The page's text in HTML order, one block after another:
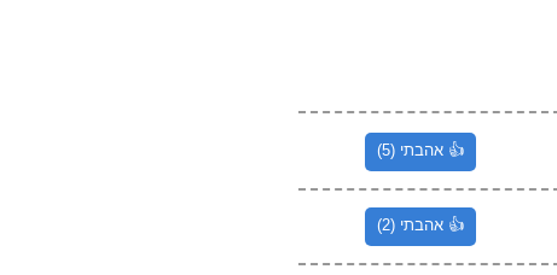
👍 אהבתי (5)
👍 אהבתי (2)